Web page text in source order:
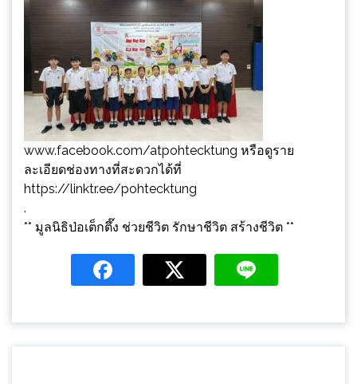
www.facebook.com/atpohtecktung หรือดูราย
ละเอียดช่องทางที่สะดวกได้ที่
https://linktr.ee/pohtecktung
.
** มูลนิธิป่อเต็กตึ๊ง ช่วยชีวิต รักษาชีวิต สร้างชีวิต **